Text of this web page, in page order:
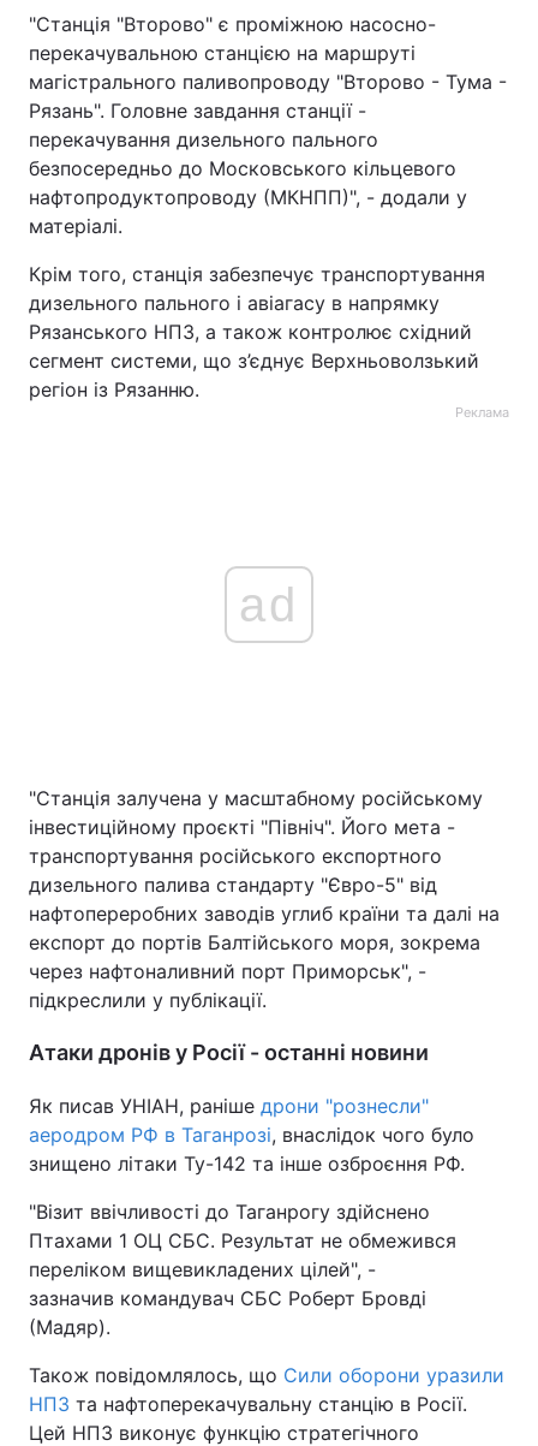
"Станція "Второво" є проміжною насосно-
перекачувальною станцією на маршруті
магістрального паливопроводу "Второво - Тума -
Рязань". Головне завдання станції -
перекачування дизельного пального
безпосередньо до Московського кільцевого
нафтопродуктопроводу (МКНПП)", - додали у
матеріалі.
Крім того, станція забезпечує транспортування
дизельного пального і авіагасу в напрямку
Рязанського НПЗ, а також контролює східний
сегмент системи, що з’єднує Верхньоволзький
регіон із Рязанню.
Реклама
ad
"Станція залучена у масштабному російському
інвестиційному проєкті "Північ". Його мета -
транспортування російського експортного
дизельного палива стандарту "Євро-5" від
нафтопереробних заводів углиб країни та далі на
експорт до портів Балтійського моря, зокрема
через нафтоналивний порт Приморськ", -
підкреслили у публікації.
Атаки дронів у Росії - останні новини
Як писав УНІАН, раніше дрони "рознесли"
аеродром РФ в Таганрозі, внаслідок чого було
знищено літаки Ту-142 та інше озброєння РФ.
"Візит ввічливості до Таганрогу здійснено
Птахами 1 ОЦ СБС. Результат не обмежився
переліком вищевикладених цілей", -
зазначив командувач СБС Роберт Бровді
(Мадяр).
Також повідомлялось, що Сили оборони уразили
НПЗ та нафтоперекачувальну станцію в Росії.
Цей НПЗ виконує функцію стратегічного